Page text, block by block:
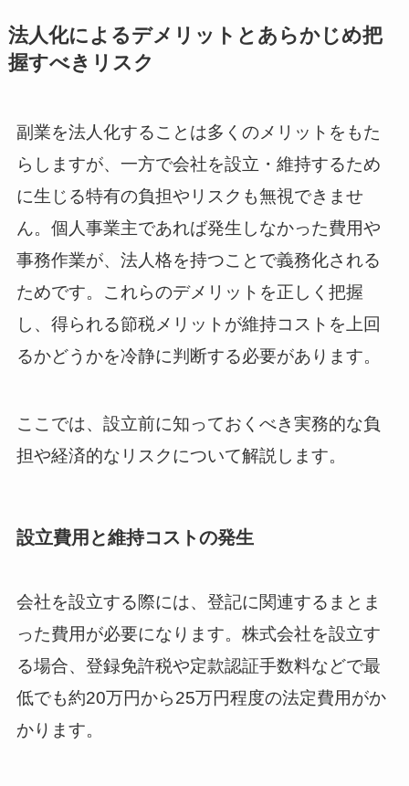
法人化によるデメリットとあらかじめ把
握すべきリスク
副業を法人化することは多くのメリットをもた
らしますが、一方で会社を設立・維持するため
に生じる特有の負担やリスクも無視できませ
ん。個人事業主であれば発生しなかった費用や
事務作業が、法人格を持つことで義務化される
ためです。これらのデメリットを正しく把握
し、得られる節税メリットが維持コストを上回
るかどうかを冷静に判断する必要があります。
ここでは、設立前に知っておくべき実務的な負
担や経済的なリスクについて解説します。
設立費用と維持コストの発生
会社を設立する際には、登記に関連するまとま
った費用が必要になります。株式会社を設立す
る場合、登録免許税や定款認証手数料などで最
低でも約20万円から25万円程度の法定費用がか
かります。